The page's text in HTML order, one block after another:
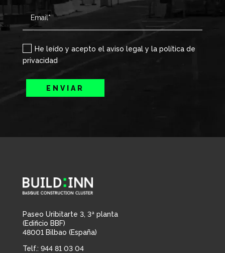
He leído y acepto el aviso legal y la política de
privacidad
ENVIAR
Paseo Uribitarte 3, 3ª planta
(Edificio BBF)
48001 Bilbao (España)
Telf.: 944 81 03 04